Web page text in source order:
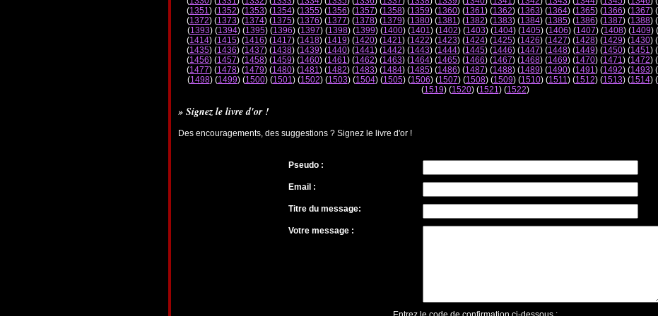
(1351) (1352) (1353) (1354) (1355) (1356) (1357) (1358) (1359) (1360) (1361) (1362) (1363) (1364) (1365) (1366) (1367) (
(1372) (1373) (1374) (1375) (1376) (1377) (1378) (1379) (1380) (1381) (1382) (1383) (1384) (1385) (1386) (1387) (1388) (
(1393) (1394) (1395) (1396) (1397) (1398) (1399) (1400) (1401) (1402) (1403) (1404) (1405) (1406) (1407) (1408) (1409) (
(1414) (1415) (1416) (1417) (1418) (1419) (1420) (1421) (1422) (1423) (1424) (1425) (1426) (1427) (1428) (1429) (1430) (
(1435) (1436) (1437) (1438) (1439) (1440) (1441) (1442) (1443) (1444) (1445) (1446) (1447) (1448) (1449) (1450) (1451) (
(1456) (1457) (1458) (1459) (1460) (1461) (1462) (1463) (1464) (1465) (1466) (1467) (1468) (1469) (1470) (1471) (1472) (
(1477) (1478) (1479) (1480) (1481) (1482) (1483) (1484) (1485) (1486) (1487) (1488) (1489) (1490) (1491) (1492) (1493) (
(1498) (1499) (1500) (1501) (1502) (1503) (1504) (1505) (1506) (1507) (1508) (1509) (1510) (1511) (1512) (1513) (1514) (
(1519) (1520) (1521) (1522)
» Signez le livre d'or !
Des encouragements, des suggestions ? Signez le livre d'or !
Pseudo :
Email :
Titre du message:
Votre message :